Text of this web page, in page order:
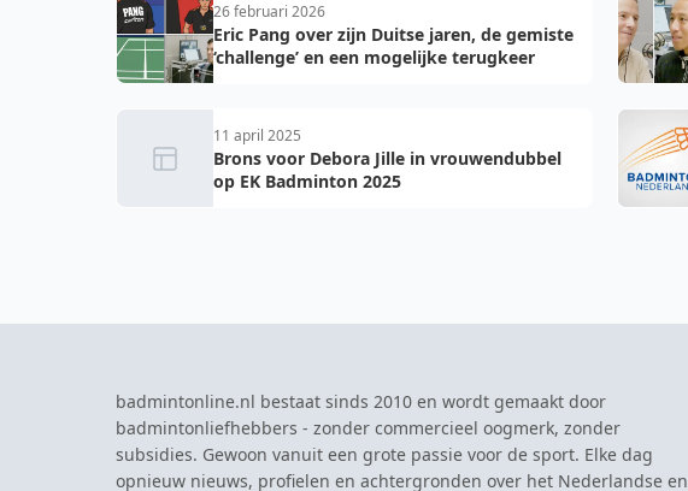
26 februari 2026
Eric Pang over zijn Duitse jaren, de gemiste
‘challenge’ en een mogelijke terugkeer
11 april 2025
Brons voor Debora Jille in vrouwendubbel
op EK Badminton 2025
badmintonline.nl bestaat sinds 2010 en wordt gemaakt door
badmintonliefhebbers - zonder commercieel oogmerk, zonder
subsidies. Gewoon vanuit een grote passie voor de sport. Elke dag
opnieuw nieuws, profielen en achtergronden over het Nederlandse en